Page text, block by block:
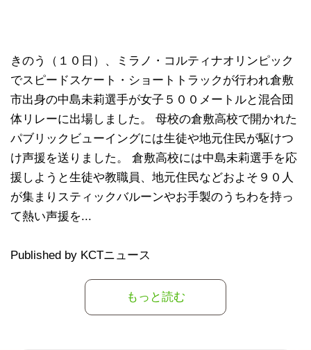
きのう（１０日）、ミラノ・コルティナオリンピック
でスピードスケート・ショートトラックが行われ倉敷
市出身の中島未莉選手が女子５００メートルと混合団
体リレーに出場しました。 母校の倉敷高校で開かれた
パブリックビューイングには生徒や地元住民が駆けつ
け声援を送りました。 倉敷高校には中島未莉選手を応
援しようと生徒や教職員、地元住民などおよそ９０人
が集まりスティックバルーンやお手製のうちわを持っ
て熱い声援を...
Published by KCTニュース
もっと読む